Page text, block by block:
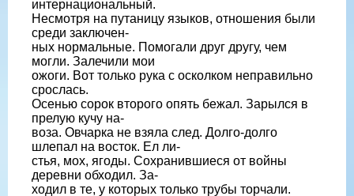
интернациональный.
Несмотря на путаницу языков, отношения были
среди заключен-
ных нормальные. Помогали друг другу, чем
могли. Залечили мои
ожоги. Вот только рука с осколком неправильно
срослась.
Осенью сорок второго опять бежал. Зарылся в
прелую кучу на-
воза. Овчарка не взяла след. Долго-долго
шлепал на восток. Ел ли-
стья, мох, ягоды. Сохранившиеся от войны
деревни обходил. За-
ходил в те, у которых только трубы торчали.